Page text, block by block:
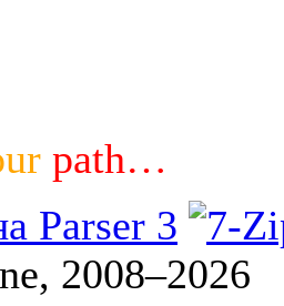
path…
2008–2026